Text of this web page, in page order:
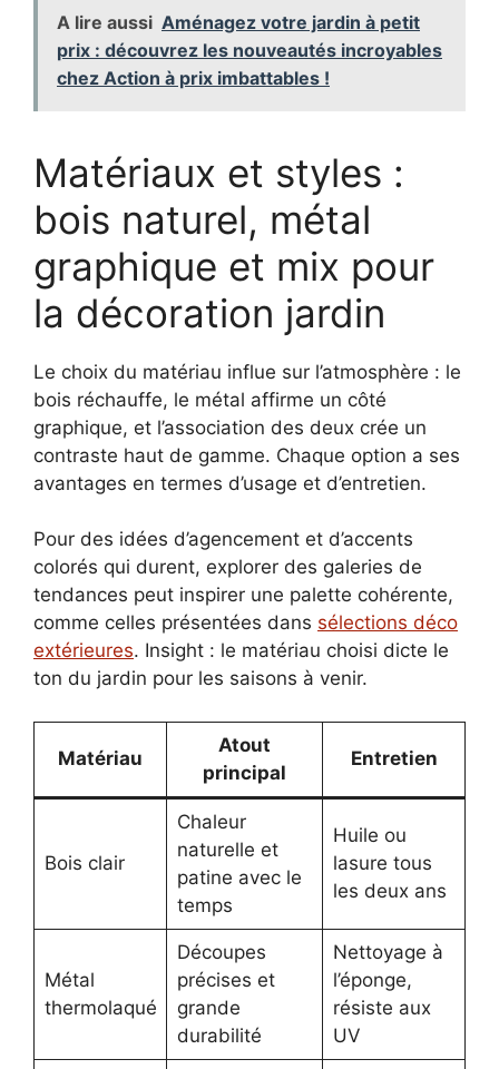
A lire aussi Aménagez votre jardin à petit
prix : découvrez les nouveautés incroyables
chez Action à prix imbattables !
Matériaux et styles :
bois naturel, métal
graphique et mix pour
la décoration jardin
Le choix du matériau influe sur l’atmosphère : le
bois réchauffe, le métal affirme un côté
graphique, et l’association des deux crée un
contraste haut de gamme. Chaque option a ses
avantages en termes d’usage et d’entretien.
Pour des idées d’agencement et d’accents
colorés qui durent, explorer des galeries de
tendances peut inspirer une palette cohérente,
comme celles présentées dans sélections déco
extérieures. Insight : le matériau choisi dicte le
ton du jardin pour les saisons à venir.
Matériau
Atout
principal
Entretien
Bois clair
Chaleur
naturelle et
patine avec le
temps
Huile ou
lasure tous
les deux ans
Métal
thermolaqué
Découpes
précises et
grande
durabilité
Nettoyage à
l’éponge,
résiste aux
UV